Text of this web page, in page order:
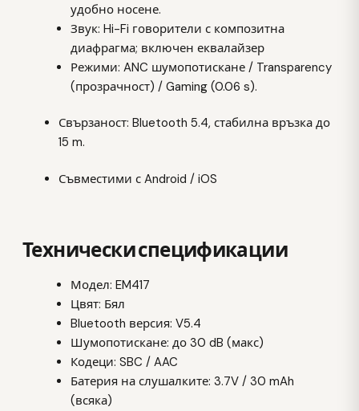
удобно носене.
Звук: Hi-Fi говорители с композитна
диафрагма; включен еквалайзер
Режими: ANC шумопотискане / Transparency
(прозрачност) / Gaming (0.06 s).
Свързаност: Bluetooth 5.4, стабилна връзка до
15 m.
Съвместими с Android / iOS
Технически спецификации
Модел: EM417
Цвят: Бял
Bluetooth версия: V5.4
Шумопотискане: до 30 dB (макс)
Кодеци: SBC / AAC
Батерия на слушалките: 3.7V / 30 mAh
(всяка)